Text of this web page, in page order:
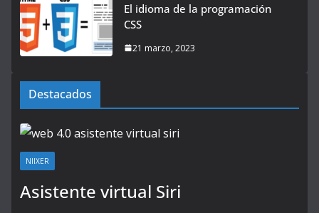
El idioma de la programación
CSS
21 marzo, 2023
Destacados
NIIXER
Asistente virtual Siri